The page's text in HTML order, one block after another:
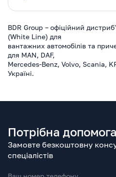
BDR Group – офіційний
(White Line) для
вантажних автомобілів та
для MAN, DAF,
Mercedes-Benz, Volvo, Scania,
Україні.
Потрібна
Замовте безкоштовну
спеціалістів